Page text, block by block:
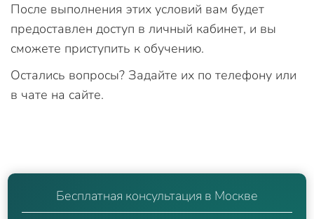
После выполнения этих условий вам будет
предоставлен доступ в личный кабинет, и вы
сможете приступить к обучению.
Остались вопросы? Задайте их по телефону или
в чате на сайте.
Бесплатная консультация в Москве